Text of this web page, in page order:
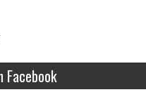
Facebook